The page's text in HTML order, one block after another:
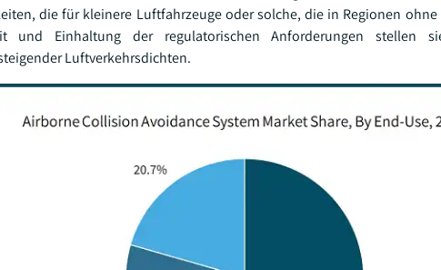
die für kleinere Luftfahrzeuge oder solche, die in Regionen
und Einhaltung der regulatorischen Anforderungen stellen
Luftverkehrsdichten.